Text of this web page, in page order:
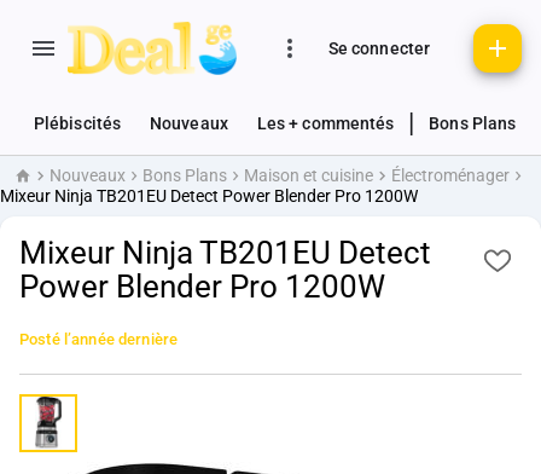
Se connecter
Plébiscités Nouveaux Les + commentés Bons Plans
AccueilNouveaux Bons Plans Maison et cuisine
Électroménager
Mixeur Ninja TB201EU Detect Power Blender Pro 1200W
Mixeur Ninja TB201EU Detect
Power Blender Pro 1200W
Posté l’année dernière